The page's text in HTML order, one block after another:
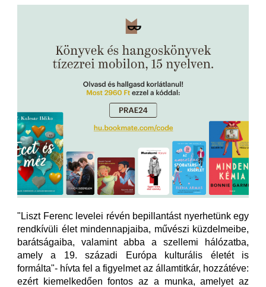
"Liszt Ferenc levelei révén bepillantást nyerhetünk egy
rendkívüli élet mindennapjaiba, művészi küzdelmeibe,
barátságaiba, valamint abba a szellemi hálózatba,
amely a 19. századi Európa kulturális életét is
formálta"- hívta fel a figyelmet az államtitkár, hozzátéve:
ezért kiemelkedően fontos az a munka, amelyet az